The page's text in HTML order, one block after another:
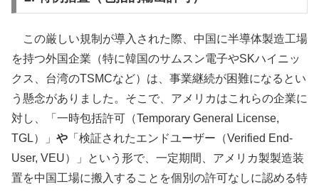
この厳しい規制が導入された際、中国に半導体製造工場
を持つ外国企業（特に韓国のサムスン電子やSKハイニッ
クス、台湾のTSMCなど）は、事業継続が困難になるとい
う懸念がありました。そこで、アメリカはこれらの企業に
対し、「一時包括許可（Temporary General License,
TGL）」 や 「検証されたエンドユーザー（Verified End-
User, VEU）」という形で、一定期間、アメリカ製製造装
置を中国工場に搬入することを個別の許可なしに認める特